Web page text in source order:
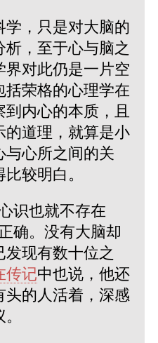
学，只是对大脑的
，至于心与脑之
界对此仍是一片空
括荣格的心理学在
内心的本质，且
的道理，就算是小
与心所之间的关
较明白。
识也就不存在
确。没有大脑却
现有数十位之
传记中也说，他还
头的人活着，深感